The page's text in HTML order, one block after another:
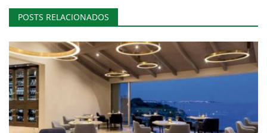
POSTS RELACIONADOS